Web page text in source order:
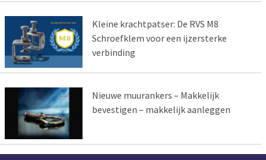
Kleine krachtpatser: De RVS M8
Schroefklem voor een ijzersterke
verbinding
Nieuwe muurankers – Makkelijk
bevestigen – makkelijk aanleggen